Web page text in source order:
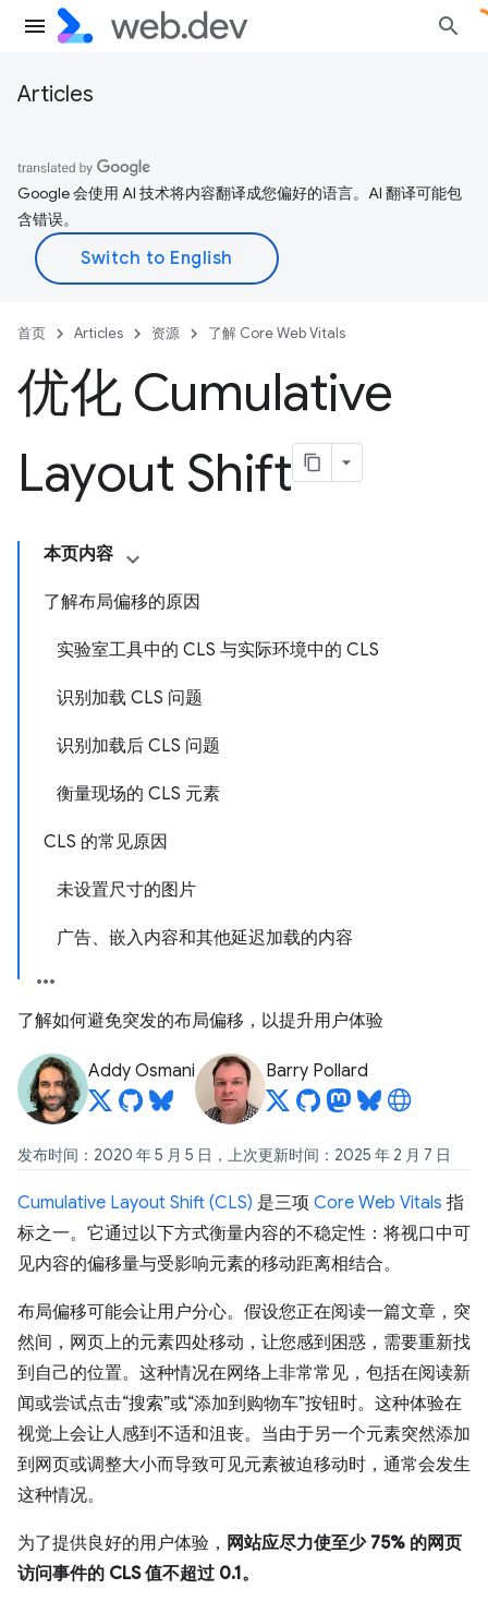
Articles
Google 会使用 AI 技术将内容翻译成您偏好的语言。AI 翻译可能包
含错误。
首页 Articles 资源 了解 Core Web Vitals
优化 Cumulative
Layout Shift
本页内容
了解布局偏移的原因
实验室工具中的 CLS 与实际环境中的 CLS
识别加载 CLS 问题
识别加载后 CLS 问题
衡量现场的 CLS 元素
CLS 的常见原因
未设置尺寸的图片
广告、嵌入内容和其他延迟加载的内容
了解如何避免突发的布局偏移，以提升用户体验
Addy Osmani Barry Pollard
发布时间：2020 年 5 月 5 日，上次更新时间：2025 年 2 月 7 日
Cumulative Layout Shift (CLS) 是三项 Core Web Vitals 指
标之一。它通过以下方式衡量内容的不稳定性：将视口中可
见内容的偏移量与受影响元素的移动距离相结合。
布局偏移可能会让用户分心。假设您正在阅读一篇文章，突
然间，网页上的元素四处移动，让您感到困惑，需要重新找
到自己的位置。这种情况在网络上非常常见，包括在阅读新
闻或尝试点击“搜索”或“添加到购物车”按钮时。这种体验在
视觉上会让人感到不适和沮丧。当由于另一个元素突然添加
到网页或调整大小而导致可见元素被迫移动时，通常会发生
这种情况。
为了提供良好的用户体验， 网站应尽力使至少 75% 的网页
访问事件的 CLS 值不超过 0.1。